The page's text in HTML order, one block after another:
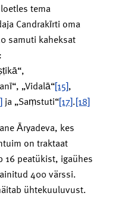
tema
Candrakīrti oma
samuti kaheksat
„Vidalā“[15],
ja „Saṃstuti“[17].[18]
Āryadeva, kes
on traktaat
16 peatükist, igaühes
400 värssi.
ühtekuuluvust.